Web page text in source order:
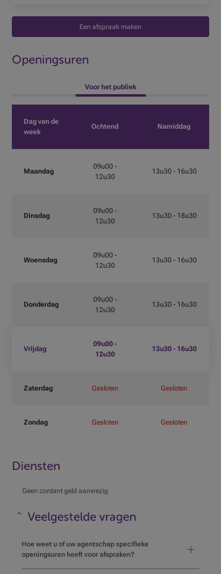
Een afspraak maken
Openingsuren
Voor het publiek
Dag van de
week
Ochtend Namiddag
Maandag
09u00 -
12u30
13u30 - 16u30
Dinsdag
09u00 -
12u30
13u30 - 18u30
Woensdag
09u00 -
12u30
13u30 - 16u30
Donderdag
09u00 -
12u30
13u30 - 16u30
Vrijdag
09u00 -
12u30
13u30 - 16u30
Zaterdag Gesloten Gesloten
Zondag Gesloten Gesloten
Diensten
Geen contant geld aanwezig
Maskeren
Veelgestelde vragen
Hoe weet u of uw agentschap specifieke
openingsuren heeft voor afspraken?